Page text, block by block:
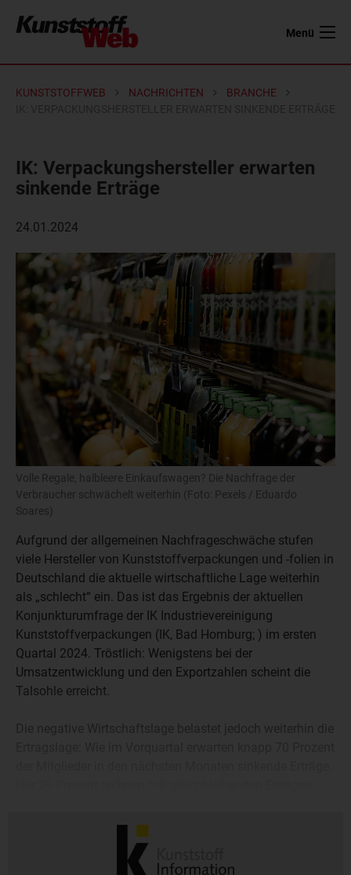
Menü
KUNSTSTOFFWEB NACHRICHTEN
BRANCHE
IK: Verpackungshersteller erwarten
sinkende Erträge
24.01.2024
Volle Regale, halbleere Einkaufswagen? Die Nachfrage der
Verbraucher schwächelt weiterhin (Foto: Pexels / Eduardo
Soares)
Aufgrund der allgemeinen Nachfrageschwäche stufen
viele Hersteller von Kunststoffverpackungen und -folien in
Deutschland die aktuelle wirtschaftliche Lage weiterhin
als „schlecht“ ein. Das ist das Ergebnis der aktuellen
Konjunkturumfrage der IK Industrievereinigung
Kunststoffverpackungen (IK, Bad Homburg; ) im ersten
Quartal 2024. Tröstlich: Wenigstens bei der
Umsatzentwicklung und den Exportzahlen scheint die
Talsohle erreicht.
Die negative Wirtschaftslage belastet jedoch weiterhin die
einer Besserung gerechnet.